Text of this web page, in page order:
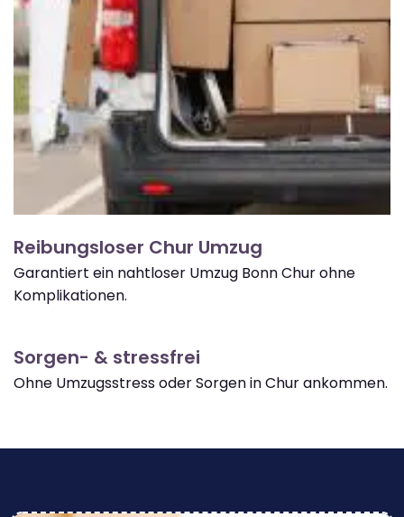
Reibungsloser Chur Umzug
Garantiert ein nahtloser Umzug Bonn Chur ohne
Komplikationen.
Sorgen- & stressfrei
Ohne Umzugsstress oder Sorgen in Chur ankommen.